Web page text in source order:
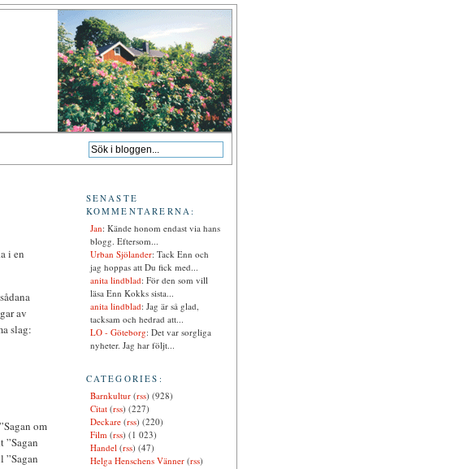
i en
av
slag:
om
”Sagan
SENASTE
KOMMENTARERNA:
Jan: Kände honom endast via hans
blogg. Eftersom...
Urban Sjölander: Tack Enn och
jag hoppas att Du fick med...
anita lindblad: För den som vill
läsa Enn Kokks sista...
anita lindblad: Jag är så glad,
tacksam och hedrad att...
LO - Göteborg: Det var sorgliga
nyheter. Jag har följt...
CATEGORIES:
Barnkultur(rss) (928)
Citat(rss) (227)
Deckare(rss) (220)
Film(rss) (1 023)
Handel(rss) (47)
Helga Henschens Vänner(rss)